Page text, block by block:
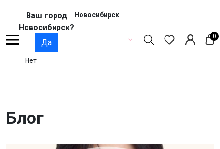
Ваш город
Новосибирск?
Да
Нет
Новосибирск
0
Блог